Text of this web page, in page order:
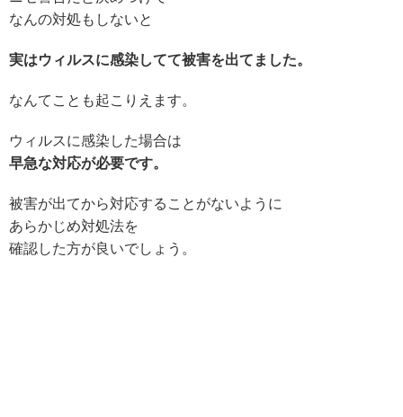
なんの対処もしないと
実はウィルスに感染してて被害を出てました。
なんてことも起こりえます。
ウィルスに感染した場合は
早急な対応が必要です。
被害が出てから対応することがないように
あらかじめ対処法を
確認した方が良いでしょう。